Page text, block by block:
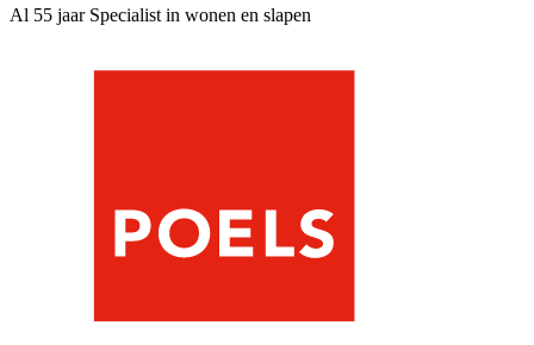
Al 55 jaar Specialist in wonen en slapen